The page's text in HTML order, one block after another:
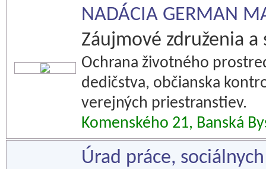
NADÁCIA GERMAN
Záujmové združenia a
Ochrana životného
dedičstva, občianska
verejných priestranstiev.
Komenského 21, Banská
Úrad práce,